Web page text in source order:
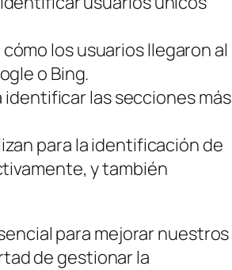
los usuarios llegaron al
o Bing.
identificar las secciones más
para la identificación de
y también
para mejorar nuestros
de gestionar la